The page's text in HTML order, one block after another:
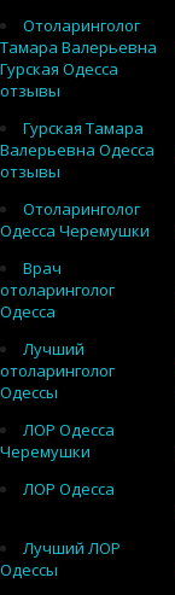
Отоларинголог
Тамара Валерьевна
Гурская Одесса
отзывы
Гурская Тамара
Валерьевна Одесса
отзывы
Отоларинголог
Одесса Черемушки
Врач
отоларинголог
Одесса
Лучший
отоларинголог
Одессы
ЛОР Одесса
Черемушки
ЛОР Одесса
Лучший ЛОР
Одессы